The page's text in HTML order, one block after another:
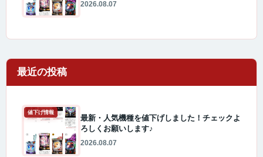
2026.08.07
最近の投稿
値下げ情報
最新・人気機種を値下げしました！チェックよ
ろしくお願いします♪
2026.08.07